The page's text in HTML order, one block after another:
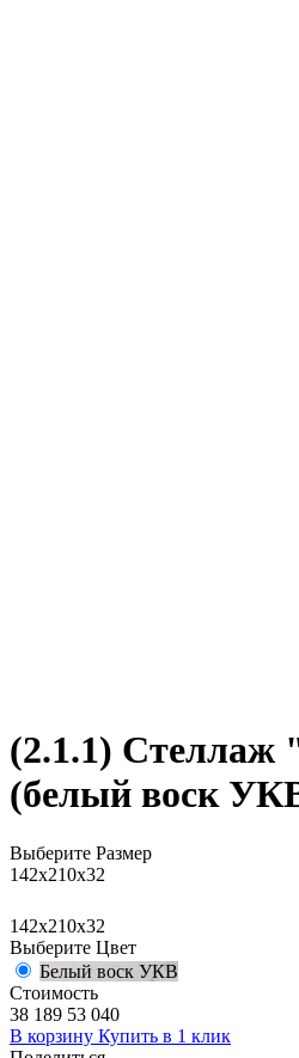
(2.1.1) Стеллаж
(белый воск
Выберите Размер
142x210x32
142x210x32
Выберите Цвет
Белый воск УКВ
Стоимость
38 189 53 040
В корзину Купить в 1 клик